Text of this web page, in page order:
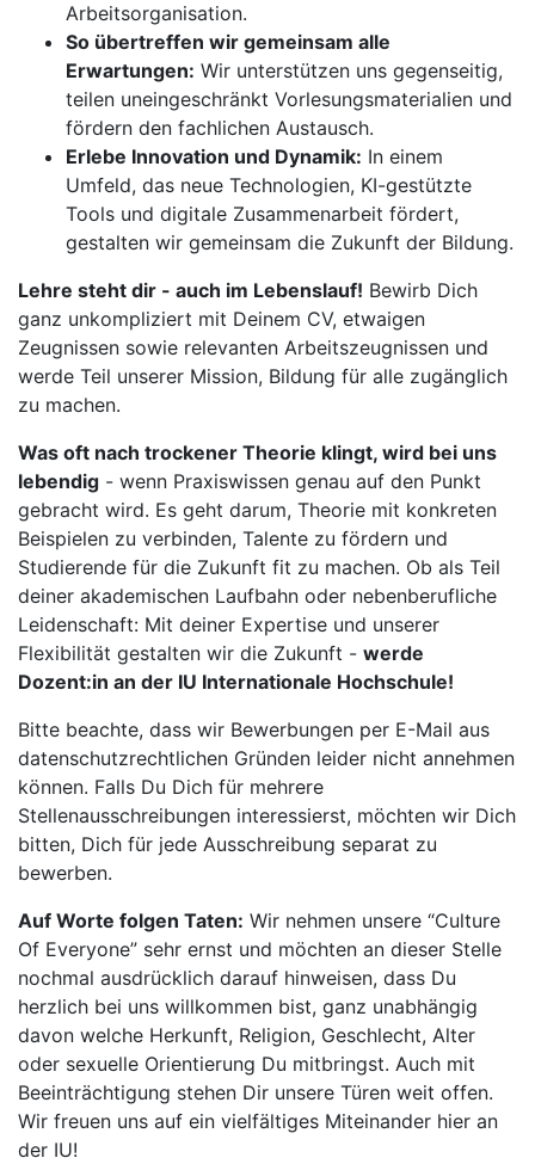
Arbeitsorganisation.
So übertreffen wir gemeinsam alle
Erwartungen: Wir unterstützen uns gegenseitig,
teilen uneingeschränkt Vorlesungsmaterialien und
fördern den fachlichen Austausch.
Erlebe Innovation und Dynamik: In einem
Umfeld, das neue Technologien, KI-gestützte
Tools und digitale Zusammenarbeit fördert,
gestalten wir gemeinsam die Zukunft der Bildung.
Lehre steht dir - auch im Lebenslauf! Bewirb Dich
ganz unkompliziert mit Deinem CV, etwaigen
Zeugnissen sowie relevanten Arbeitszeugnissen und
werde Teil unserer Mission, Bildung für alle zugänglich
zu machen.
Was oft nach trockener Theorie klingt, wird bei uns
lebendig - wenn Praxiswissen genau auf den Punkt
gebracht wird. Es geht darum, Theorie mit konkreten
Beispielen zu verbinden, Talente zu fördern und
Studierende für die Zukunft fit zu machen. Ob als Teil
deiner akademischen Laufbahn oder nebenberufliche
Leidenschaft: Mit deiner Expertise und unserer
Flexibilität gestalten wir die Zukunft - werde
Dozent:in an der IU Internationale Hochschule!
Bitte beachte, dass wir Bewerbungen per E-Mail aus
datenschutzrechtlichen Gründen leider nicht annehmen
können. Falls Du Dich für mehrere
Stellenausschreibungen interessierst, möchten wir Dich
bitten, Dich für jede Ausschreibung separat zu
bewerben.
Auf Worte folgen Taten: Wir nehmen unsere “Culture
Of Everyone” sehr ernst und möchten an dieser Stelle
nochmal ausdrücklich darauf hinweisen, dass Du
herzlich bei uns willkommen bist, ganz unabhängig
davon welche Herkunft, Religion, Geschlecht, Alter
oder sexuelle Orientierung Du mitbringst. Auch mit
Beeinträchtigung stehen Dir unsere Türen weit offen.
Wir freuen uns auf ein vielfältiges Miteinander hier an
der IU!